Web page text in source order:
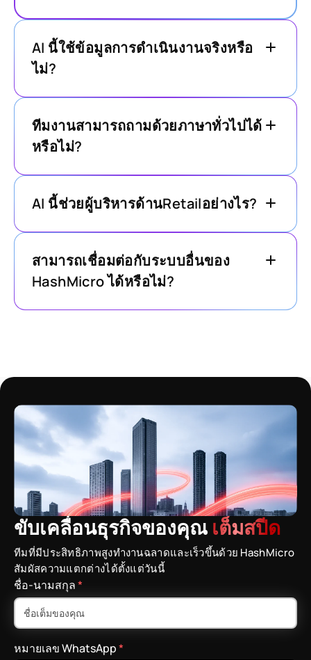
AI นี้ใช้ข้อมูลการดำเนินงานจริงหรือ
ไม่?
ทีมงานสามารถถามด้วยภาษาทั่วไปได้
หรือไม่?
AI นี้ช่วยผู้บริหารด้านRetailอย่างไร?
สามารถเชื่อมต่อกับระบบอื่นของ
HashMicro ได้หรือไม่?
ขับเคลื่อนธุรกิจของคุณ เต็มสปีด
ทีมที่มีประสิทธิภาพสูงทำงานฉลาดและเร็วขึ้นด้วย HashMicro
สัมผัสความแตกต่างได้ตั้งแต่วันนี้
ชื่อ-นามสกุล*
หมายเลข WhatsApp*